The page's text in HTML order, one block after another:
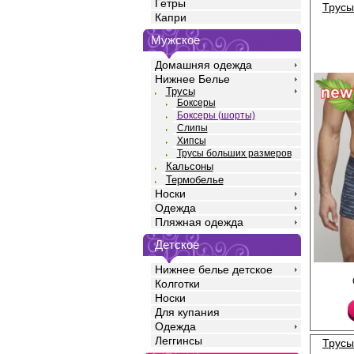
Гетры
Капри
Мужское
Домашняя одежда
Нижнее Белье
Трусы
Боксеры
Боксеры (шорты)
Слипы
Хипсы
Трусы больших размеров
Кальсоны
Термобелье
Носки
Одежда
Пляжная одежда
Детское
Нижнее белье детское
Колготки
Носки
Для купания
Одежда
Леггинсы
Трусы боксеры
принтом по всему
полотну, из
добавлением
прочность и
идеальное
среднюю посадку,
открытую резинку